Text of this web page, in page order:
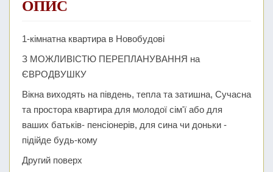
ОПИС
1-кімнатна квартира в Новобудові
З МОЖЛИВІСТЮ ПЕРЕПЛАНУВАННЯ на
ЄВРОДВУШКУ
Вікна виходять на південь, тепла та затишна, Сучасна
та простора квартира для молодої сім'ї або для
ваших батьків- пенсіонерів, для сина чи доньки -
підійде будь-кому
Другий поверх